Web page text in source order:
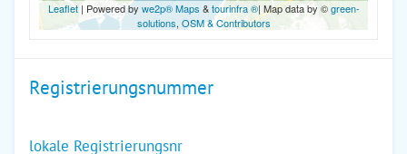
Leaflet| Powered by we2p® Maps &tourinfra ®| Map data by ©green-
solutions, OSM & Contributors
Registrierungsnummer
lokale Registrierungsnr